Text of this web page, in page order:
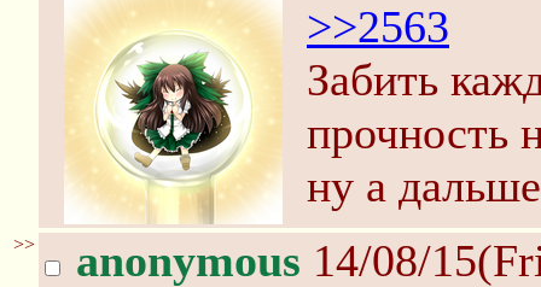
>>2563
Забить
прочность
ну а
>> anonymous 14/08/